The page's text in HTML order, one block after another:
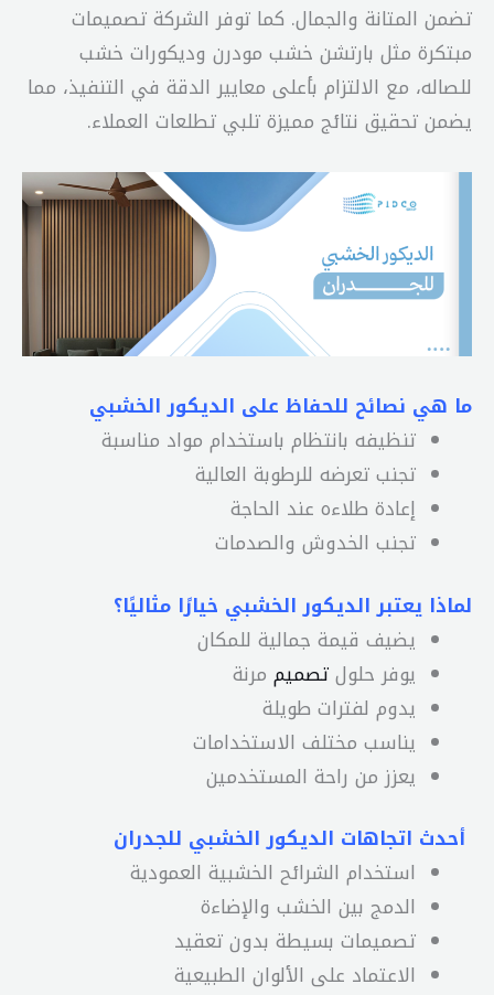
تضمن المتانة والجمال. كما توفر الشركة تصميمات
مبتكرة مثل بارتشن خشب مودرن وديكورات خشب
للصاله، مع الالتزام بأعلى معايير الدقة في التنفيذ، مما
يضمن تحقيق نتائج مميزة تلبي تطلعات العملاء.
ما هي نصائح للحفاظ على الديكور الخشبي
تنظيفه بانتظام باستخدام مواد مناسبة
تجنب تعرضه للرطوبة العالية
إعادة طلاءه عند الحاجة
تجنب الخدوش والصدمات
لماذا يعتبر الديكور الخشبي خيارًا مثاليًا؟
يضيف قيمة جمالية للمكان
يوفر حلولتصميم مرنة
يدوم لفترات طويلة
يناسب مختلف الاستخدامات
يعزز من راحة المستخدمين
أحدث اتجاهات الديكور الخشبي للجدران
استخدام الشرائح الخشبية العمودية
الدمج بين الخشب والإضاءة
تصميمات بسيطة بدون تعقيد
الاعتماد على الألوان الطبيعية